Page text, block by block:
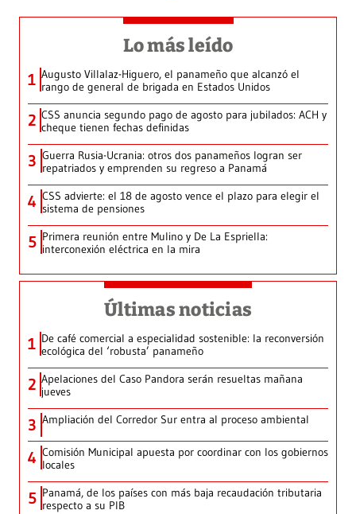
Lo más leído
1 Augusto Villalaz-Higuero, el panameño que alcanzó el
rango de general de brigada en Estados Unidos
2 CSS anuncia segundo pago de agosto para jubilados: ACH y
cheque tienen fechas definidas
3 Guerra Rusia-Ucrania: otros dos panameños logran ser
repatriados y emprenden su regreso a Panamá
4 CSS advierte: el 18 de agosto vence el plazo para elegir el
sistema de pensiones
5 Primera reunión entre Mulino y De La Espriella:
interconexión eléctrica en la mira
Últimas noticias
1 De café comercial a especialidad sostenible: la reconversión
ecológica del ‘robusta’ panameño
2 Apelaciones del Caso Pandora serán resueltas mañana
jueves
3 Ampliación del Corredor Sur entra al proceso ambiental
4 Comisión Municipal apuesta por coordinar con los gobiernos
locales
5 Panamá, de los países con más baja recaudación tributaria
respecto a su PIB